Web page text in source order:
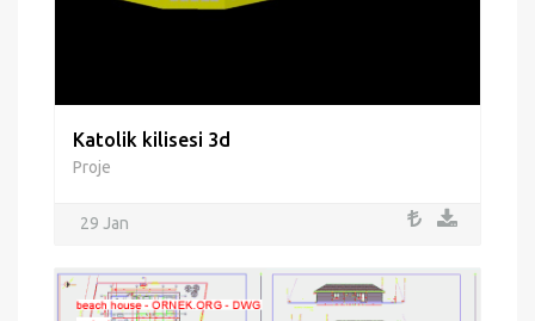
Katolik kilisesi 3d
Proje
29 Jan